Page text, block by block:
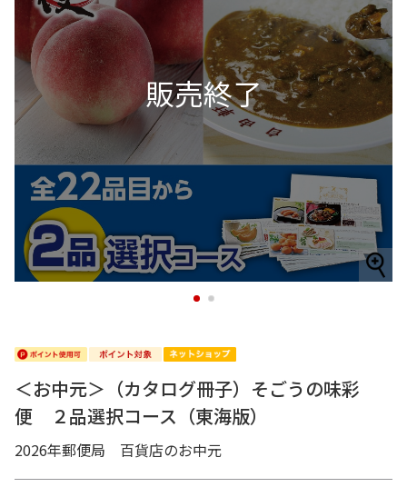
1 2
＜お中元＞（カタログ冊子）そごうの味彩
便 ２品選択コース（東海版）
2026年郵便局 百貨店のお中元